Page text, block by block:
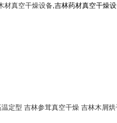
材真空干燥设备,吉林药材真空干燥
定型 吉林参茸真空干燥 吉林木屑